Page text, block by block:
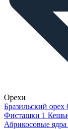
Орехи
Бразильский орех
Фисташки 1
Абрикосовые ядра